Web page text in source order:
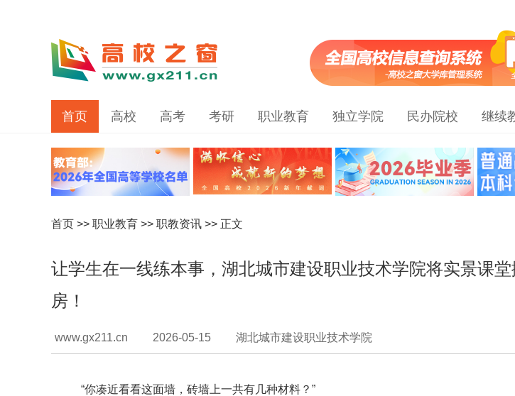
首页 高校 高考 考研 职业教育 独立学院 民办院校 继续
首页 >> 职业教育 >> 职教资讯 >> 正文
让学生在一线练本事，湖北城市建设职业技术学院将实景课
房！
www.gx211.cn 2026-05-15 湖北城市建设职业技术学院
“你凑近看看这面墙，砖墙上一共有几种材料？”